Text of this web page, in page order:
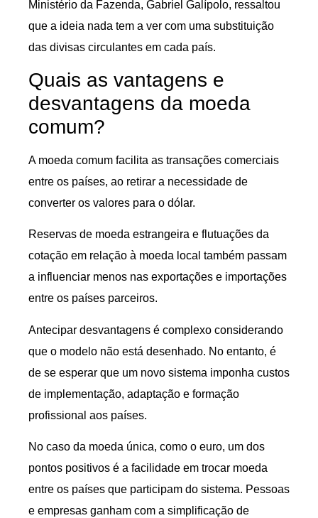
Ministério da Fazenda, Gabriel Galípolo, ressaltou
que a ideia nada tem a ver com uma substituição
das divisas circulantes em cada país.
Quais as vantagens e
desvantagens da moeda
comum?
A moeda comum facilita as transações comerciais
entre os países, ao retirar a necessidade de
converter os valores para o dólar.
Reservas de moeda estrangeira e flutuações da
cotação em relação à moeda local também passam
a influenciar menos nas exportações e importações
entre os países parceiros.
Antecipar desvantagens é complexo considerando
que o modelo não está desenhado. No entanto, é
de se esperar que um novo sistema imponha custos
de implementação, adaptação e formação
profissional aos países.
No caso da moeda única, como o euro, um dos
pontos positivos é a facilidade em trocar moeda
entre os países que participam do sistema. Pessoas
e empresas ganham com a simplificação de